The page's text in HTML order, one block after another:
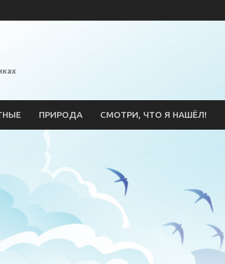
ПРИРОДА СМОТРИ, ЧТО Я НАШЁЛ!